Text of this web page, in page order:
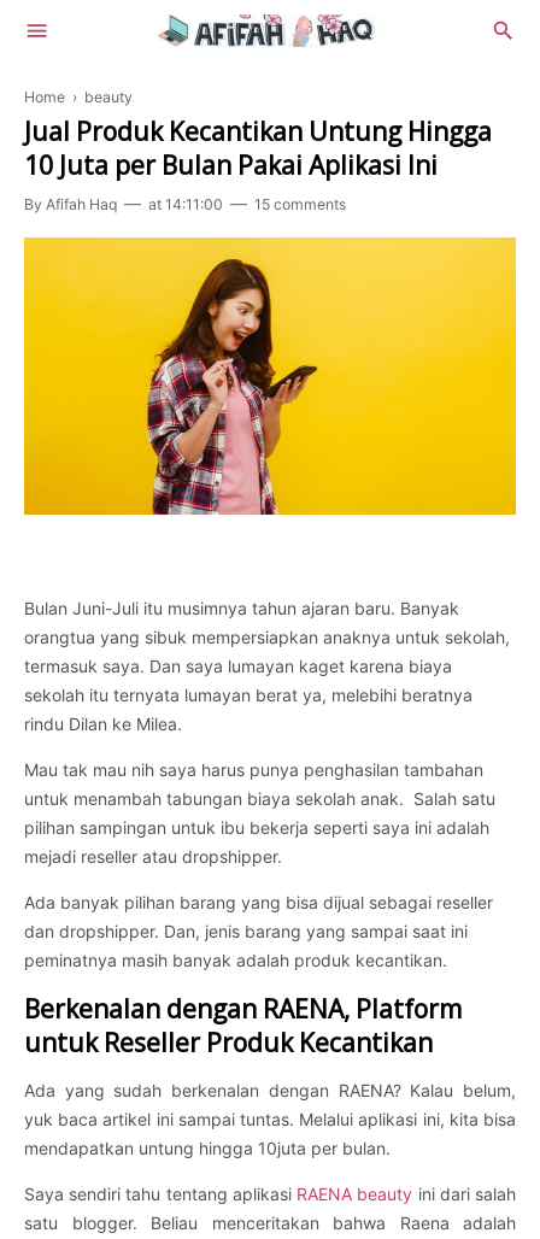
Lifestyle
Home › beauty
Jual Produk Kecantikan Untung Hingga
10 Juta per Bulan Pakai Aplikasi Ini
By Afifah Haq at 14:11:00 15 comments
Bulan Juni-Juli itu musimnya tahun ajaran baru. Banyak
orangtua yang sibuk mempersiapkan anaknya untuk sekolah,
termasuk saya. Dan saya lumayan kaget karena biaya
sekolah itu ternyata lumayan berat ya, melebihi beratnya
rindu Dilan ke Milea.
Mau tak mau nih saya harus punya penghasilan tambahan
untuk menambah tabungan biaya sekolah anak. Salah satu
pilihan sampingan untuk ibu bekerja seperti saya ini adalah
mejadi reseller atau dropshipper.
Ada banyak pilihan barang yang bisa dijual sebagai reseller
dan dropshipper. Dan, jenis barang yang sampai saat ini
peminatnya masih banyak adalah produk kecantikan.
Berkenalan dengan RAENA, Platform
untuk Reseller Produk Kecantikan
Ada yang sudah berkenalan dengan RAENA? Kalau belum,
yuk baca artikel ini sampai tuntas. Melalui aplikasi ini, kita bisa
mendapatkan untung hingga 10juta per bulan.
Saya sendiri tahu tentang aplikasi RAENA beauty ini dari salah
satu blogger. Beliau menceritakan bahwa Raena adalah